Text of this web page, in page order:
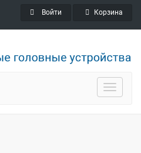
Войти Корзина
Toggle